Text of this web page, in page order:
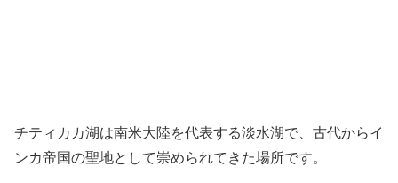
チティカカ湖は南米大陸を代表する淡水湖で、古代からイ
ンカ帝国の聖地として崇められてきた場所です。